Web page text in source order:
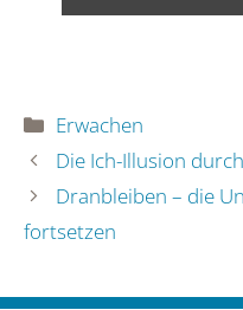
Kategorien
Erwachen
Die Ich-Illusion
Dranbleiben – die
fortsetzen